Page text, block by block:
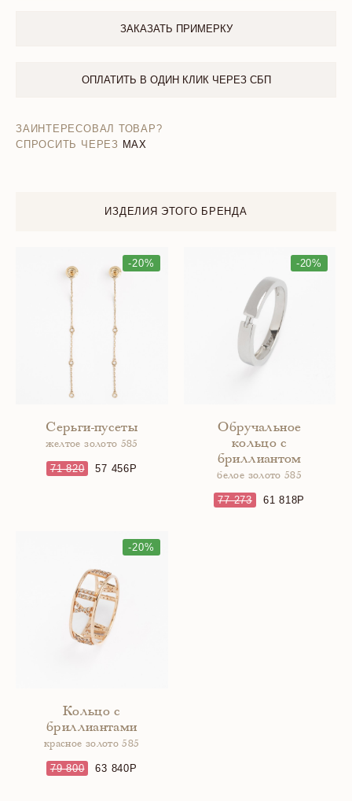
ЗАКАЗАТЬ ПРИМЕРКУ
ОПЛАТИТЬ В ОДИН КЛИК ЧЕРЕЗ СБП
ЗАИНТЕРЕСОВАЛ ТОВАР?
СПРОСИТЬ ЧЕРЕЗ MAX
ИЗДЕЛИЯ ЭТОГО БРЕНДА
-20%
Серьги-пусеты
желтое золото 585
71 820 57 456
-20%
Обручальное
кольцо с
бриллиантом
белое золото 585
77 273 61 818
-20%
Кольцо с
бриллиантами
красное золото 585
79 800 63 840